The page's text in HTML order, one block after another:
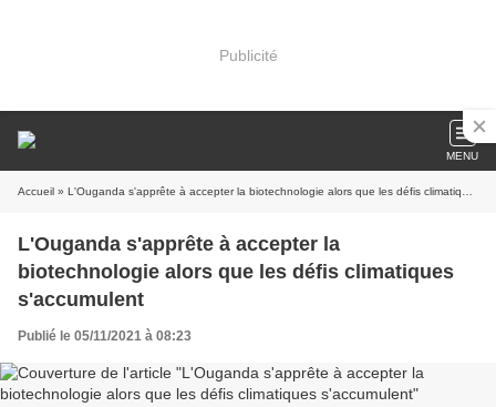
Publicité
MENU
Accueil » L'Ouganda s'apprête à accepter la biotechnologie alors que les défis climatiques s'accumulent
L'Ouganda s'apprête à accepter la
biotechnologie alors que les défis climatiques
s'accumulent
Publié le 05/11/2021 à 08:23